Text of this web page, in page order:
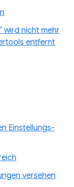
wird nicht mehr
entfernt
Einstellungs-
versehen